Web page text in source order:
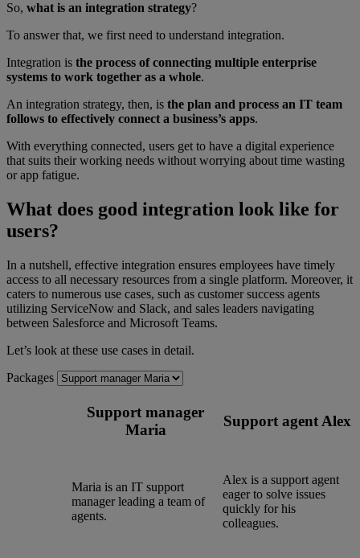
So, what is an integration strategy?
To answer that, we first need to understand integration.
Integration is the process of connecting multiple enterprise
systems to work together as a whole.
An integration strategy, then, is the plan and process an IT team
follows to effectively connect a business’s apps.
With everything connected, users get to have a digital experience
that suits their working needs without worrying about time wasting
or app fatigue.
What does good integration look like for
users?
In a nutshell, effective integration ensures employees have timely
access to all necessary resources from a single platform. Moreover, it
caters to numerous use cases, such as customer success agents
utilizing ServiceNow and Slack, and sales leaders navigating
between Salesforce and Microsoft Teams.
Let’s look at these use cases in detail.
Packages
Support manager
Maria
Support agent Alex
Maria is an IT support
manager leading a team of
agents.
Alex is a support agent
eager to solve issues
quickly for his
colleagues.